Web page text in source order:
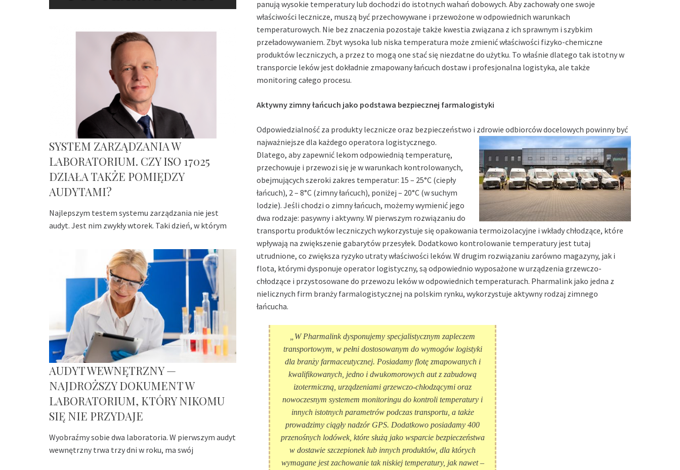
panują wysokie temperatury lub dochodzi do istotnych wahań dobowych. Aby zachowały one swoje
właściwości lecznicze, muszą być przechowywane i przewożone w odpowiednich warunkach
temperaturowych. Nie bez znaczenia pozostaje także kwestia związana z ich sprawnym i szybkim
przeładowywaniem. Zbyt wysoka lub niska temperatura może zmienić właściwości fizyko-chemiczne
produktów leczniczych, a przez to mogą one stać się niezdatne do użytku. To właśnie dlatego tak istotny w
transporcie leków jest dokładnie zmapowany łańcuch dostaw i profesjonalna logistyka, ale także
monitoring całego procesu.
Aktywny zimny łańcuch jako podstawa bezpiecznej farmalogistyki
Odpowiedzialność za produkty lecznicze oraz bezpieczeństwo i zdrowie odbiorców docelowych powinny być
najważniejsze dla każdego operatora logistycznego.
Dlatego, aby zapewnić lekom odpowiednią temperaturę,
przechowuje i przewozi się je w warunkach kontrolowanych,
obejmujących szeroki zakres temperatur: 15 – 25°C (ciepły
łańcuch), 2 – 8°C (zimny łańcuch), poniżej – 20°C (w suchym
lodzie). Jeśli chodzi o zimny łańcuch, możemy wymienić jego
dwa rodzaje: pasywny i aktywny. W pierwszym rozwiązaniu do
transportu produktów leczniczych wykorzystuje się opakowania termoizolacyjne i wkłady chłodzące, które
wpływają na zwiększenie gabarytów przesyłek. Dodatkowo kontrolowanie temperatury jest tutaj
utrudnione, co zwiększa ryzyko utraty właściwości leków. W drugim rozwiązaniu zarówno magazyny, jak i
flota, którymi dysponuje operator logistyczny, są odpowiednio wyposażone w urządzenia grzewczo-
chłodzące i przystosowane do przewozu leków w odpowiednich temperaturach. Pharmalink jako jedna z
nielicznych firm branży farmalogistycznej na polskim rynku, wykorzystuje aktywny rodzaj zimnego
łańcucha.
„W Pharmalink dysponujemy specjalistycznym zapleczem
transportowym, w pełni dostosowanym do wymogów logistyki
dla branży farmaceutycznej. Posiadamy flotę zmapowanych i
kwalifikowanych, jedno i dwukomorowych aut z zabudową
izotermiczną, urządzeniami grzewczo-chłodzącymi oraz
nowoczesnym systemem monitoringu do kontroli temperatury i
innych istotnych parametrów podczas transportu, a także
prowadzimy ciągły nadzór GPS. Dodatkowo posiadamy 400
przenośnych lodówek, które służą jako wsparcie bezpieczeństwa
w dostawie szczepionek lub innych produktów, dla których
wymagane jest zachowanie tak niskiej temperatury, jak nawet –
SYSTEM ZARZĄDZANIA W
LABORATORIUM. CZY ISO 17025
DZIAŁA TAKŻE POMIĘDZY
AUDYTAMI?
Najlepszym testem systemu zarządzania nie jest
audyt. Jest nim zwykły wtorek. Taki dzień, w którym
AUDYT WEWNĘTRZNY —
NAJDROŻSZY DOKUMENT W
LABORATORIUM, KTÓRY NIKOMU
SIĘ NIE PRZYDAJE
Wyobraźmy sobie dwa laboratoria. W pierwszym audyt
wewnętrzny trwa trzy dni w roku, ma swój